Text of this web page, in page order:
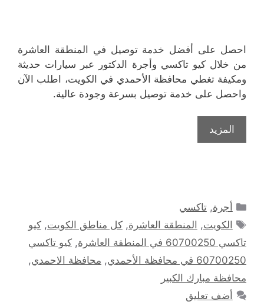
احصل على أفضل خدمة توصيل في المنطقة العاشرة
من خلال كيو تاكسي وأجرة الدكتور عبر سيارات حديثة
ومكيفة تغطي محافظة الأحمدي في الكويت، اطلب الآن
واحصل على خدمة توصيل بسرعة وجودة عالية.
المزيد
التصنيفات
أجرة,تاكسي
الوسوم
الكويت, المنطقة العاشرة,كل مناطق الكويت,كيو
تاكسي 60700250 في المنطقة العاشرة
, كيو تاكسي
60700250 في محافظة الأحمدي
, محافظة الاحمدي,
محافظة مبارك الكبير
أضف تعليق